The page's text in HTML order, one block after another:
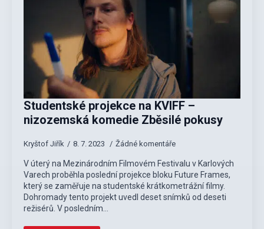
Studentské projekce na KVIFF –
nizozemská komedie Zběsilé pokusy
Kryštof Jiřík 8. 7. 2023 Žádné komentáře
V úterý na Mezinárodním Filmovém Festivalu v Karlových
Varech proběhla poslední projekce bloku Future Frames,
který se zaměřuje na studentské krátkometrážní filmy.
Dohromady tento projekt uvedl deset snímků od deseti
režisérů. V posledním…